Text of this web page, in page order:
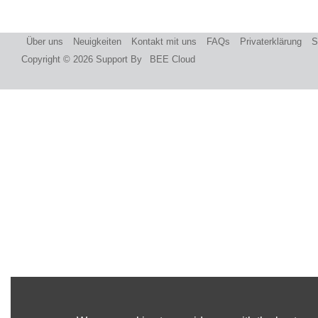
Über uns Neuigkeiten Kontakt mit uns FAQs Privaterklärung
Copyright © 2026 Support By BEE Cloud